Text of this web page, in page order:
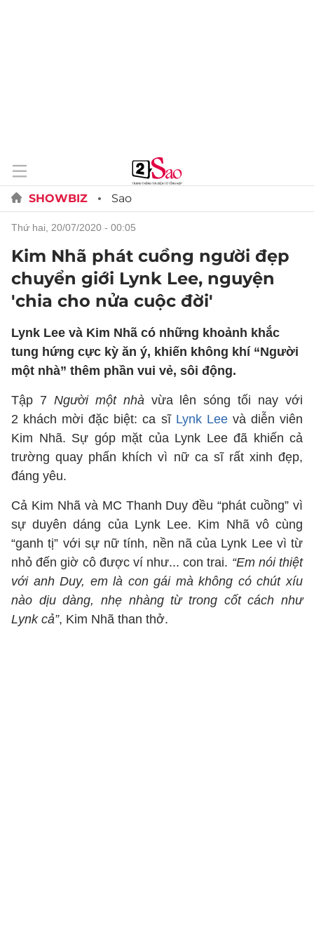
SHOWBIZ Sao
thứ hai, 20/07/2020 - 00:05
Kim Nhã phát cuồng người đẹp
chuyển giới Lynk Lee, nguyện
'chia cho nửa cuộc đời'
Lynk Lee và Kim Nhã có những khoảnh khắc
tung hứng cực kỳ ăn ý, khiến không khí “Người
một nhà” thêm phần vui vẻ, sôi động.
Tập 7 Người một nhàvừa lên sóng tối nay với
2 khách mời đặc biệt: ca sĩ Lynk Leevà diễn viên
Kim Nhã. Sự góp mặt của Lynk Lee đã khiến cả
trường quay phấn khích vì nữ ca sĩ rất xinh đẹp,
đáng yêu.
Cả Kim Nhã và MC Thanh Duy đều “phát cuồng” vì
sự duyên dáng của Lynk Lee. Kim Nhã vô cùng
“ganh tị” với sự nữ tính, nền nã của Lynk Lee vì từ
nhỏ đến giờ cô được ví như... con trai. “Em nói thiệt
với anh Duy, em là con gái mà không có chút xíu
nào dịu dàng, nhẹ nhàng từ trong cốt cách như
Lynk cả”, Kim Nhã than thở.